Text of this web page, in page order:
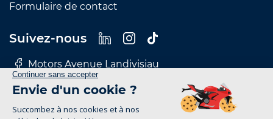
Formulaire de contact
Suivez-nous
Motors Avenue Landivisiau
Motors Avenue Le Mans